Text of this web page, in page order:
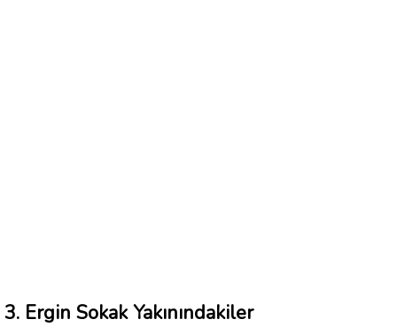
3. Ergin Sokak Yakınındakiler